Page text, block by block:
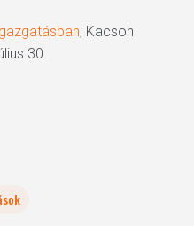
; Kacsoh
30.